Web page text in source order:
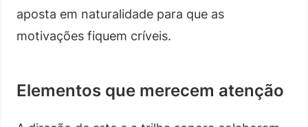
aposta em naturalidade para que as
motivações fiquem críveis.
Elementos que merecem atenção